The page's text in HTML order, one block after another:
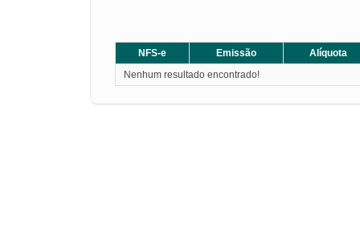
NFS-e Emissão Alíquota
Nenhum resultado encontrado!